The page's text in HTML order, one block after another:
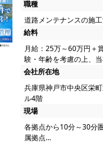
職種
道路メンテナンスの施
給料
月給：25万～60万円＋
験・年齢を考慮の上、
会社所在地
兵庫県神戸市中央区栄
ル4階
現場
各拠点から10分～30分
属拠点…